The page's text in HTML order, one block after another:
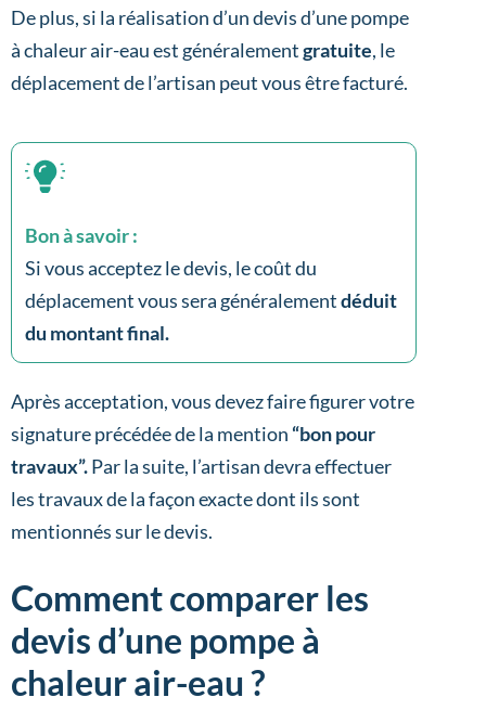
De plus, si la réalisation d’un devis d’une pompe
à chaleur air-eau est généralementgratuite, le
déplacement de l’artisan peut vous être facturé.
Bon à savoir :
Si vous acceptez le devis, le coût du
déplacement vous sera généralementdéduit
du montant final.
Après acceptation, vous devez faire figurer votre
signature précédée de la mention “bon pour
travaux”.Par la suite, l’artisan devra effectuer
les travaux de la façon exacte dont ils sont
mentionnés sur le devis.
Comment comparer les
devis d’une pompe à
chaleur air-eau ?